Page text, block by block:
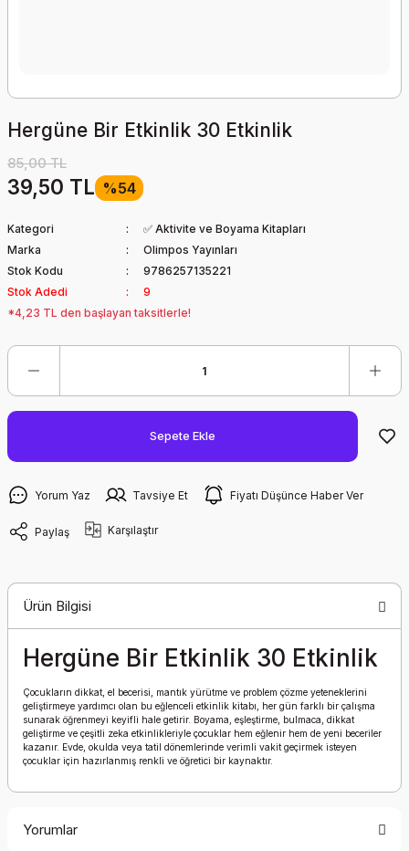
Hergüne Bir Etkinlik 30 Etkinlik
85,00 TL
39,50 TL %54
Kategori
✅ Aktivite ve Boyama Kitapları
Marka
Olimpos Yayınları
Stok Kodu
9786257135221
Stok Adedi
9
*4,23 TL den başlayan taksitlerle!
Sepete Ekle
Yorum Yaz Tavsiye Et Fiyatı Düşünce Haber Ver
Paylaş Karşılaştır
Ürün Bilgisi
Hergüne Bir Etkinlik 30 Etkinlik
Çocukların dikkat, el becerisi, mantık yürütme ve problem çözme yeteneklerini
geliştirmeye yardımcı olan bu eğlenceli etkinlik kitabı, her gün farklı bir çalışma
sunarak öğrenmeyi keyifli hale getirir. Boyama, eşleştirme, bulmaca, dikkat
geliştirme ve çeşitli zeka etkinlikleriyle çocuklar hem eğlenir hem de yeni beceriler
kazanır. Evde, okulda veya tatil dönemlerinde verimli vakit geçirmek isteyen
çocuklar için hazırlanmış renkli ve öğretici bir kaynaktır.
Yorumlar